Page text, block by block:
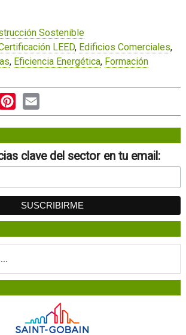
Sostenible
LEED, Edificios Comerciales,
, Eficiencia Energética, Formación
PinterestEmail
clave del sector en tu email: